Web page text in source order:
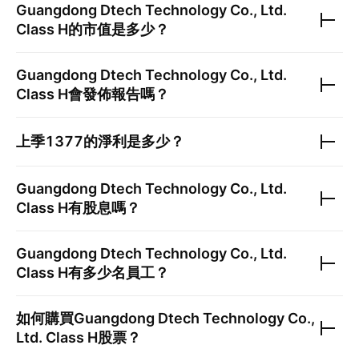
Guangdong Dtech Technology Co., Ltd.
Class H的市值是多少？
Guangdong Dtech Technology Co., Ltd.
Class H會發佈報告嗎？
上季1377的淨利是多少？
Guangdong Dtech Technology Co., Ltd.
Class H有股息嗎？
Guangdong Dtech Technology Co., Ltd.
Class H有多少名員工？
如何購買Guangdong Dtech Technology Co.,
Ltd. Class H股票？